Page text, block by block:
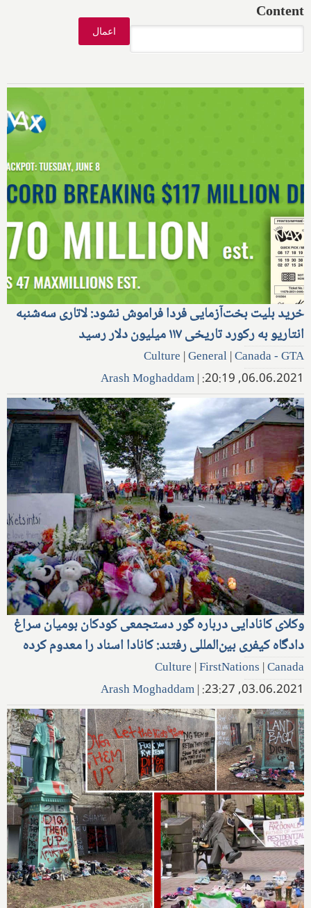
Content
خرید بلیت بخت‌آزمایی فردا فراموش نشود: لاتاری سه‌شنبه
انتاریو به رکورد تاریخی ۱۱۷ میلیون دلار رسید
Culture |General|Canada - GTA
06.06.2021, 20:19:
|
Arash Moghaddam
وکلای کانادایی درباره گور دستجمعی کودکان بومیان سراغ
دادگاه کیفری بین‌المللی رفتند: کانادا اسناد را معدوم کرده
Culture |FirstNations |Canada
03.06.2021, 23:27:
|
Arash Moghaddam